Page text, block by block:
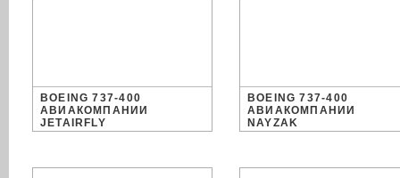
BOEING 737-400
АВИАКОМПАНИИ
JETAIRFLY
BOEING 737-400
АВИАКОМПАНИИ
NAYZAK